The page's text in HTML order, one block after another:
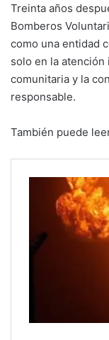
Treinta años
Bomberos
como una entidad
solo en la
comunitaria y la
responsable.
También puede